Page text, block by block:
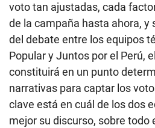
voto tan ajustadas, cada
de la campaña hasta ahora, y
del debate entre los equipos
Popular y Juntos por el Perú,
constituirá en un punto
narrativas para captar los
clave está en cuál de los dos
mejor su discurso, sobre todo